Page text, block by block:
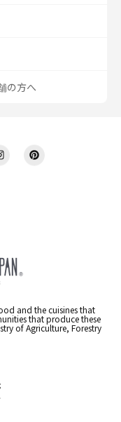
and the cuisines that
that produce these
of Agriculture, Forestry
の方へ